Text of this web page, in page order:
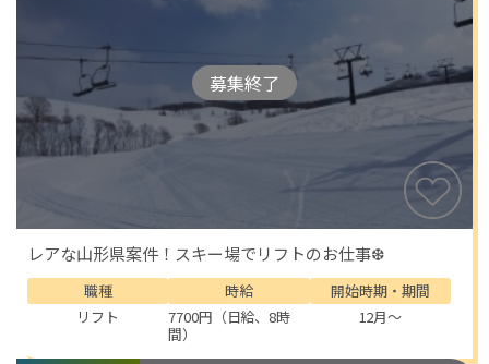
募集終了
レアな山形県案件！スキー場でリフトのお仕事❆
職種
リフト
時給
7700円（日給、8時
間）
開始時期・期間
12月～